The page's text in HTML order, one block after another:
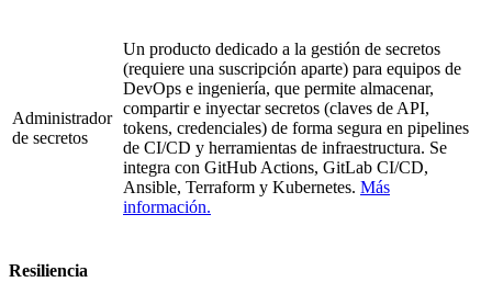
Administrador
de secretos
Un producto dedicado a la gestión de secretos
(requiere una suscripción aparte) para equipos de
DevOps e ingeniería, que permite almacenar,
compartir e inyectar secretos (claves de API,
tokens, credenciales) de forma segura en pipelines
de CI/CD y herramientas de infraestructura. Se
integra con GitHub Actions, GitLab CI/CD,
Ansible, Terraform y Kubernetes. Más
información.
Resiliencia